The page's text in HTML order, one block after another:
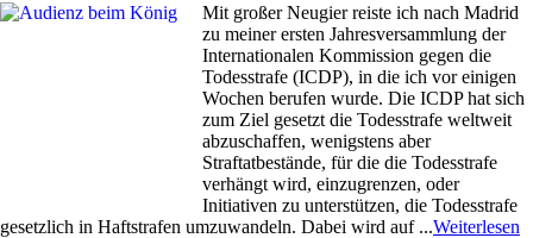
Mit großer Neugier reiste ich nach Madrid
zu meiner ersten Jahresversammlung der
Internationalen Kommission gegen die
Todesstrafe (ICDP), in die ich vor einigen
Wochen berufen wurde. Die ICDP hat sich
zum Ziel gesetzt die Todesstrafe weltweit
abzuschaffen, wenigstens aber
Straftatbestände, für die die Todesstrafe
verhängt wird, einzugrenzen, oder
Initiativen zu unterstützen, die Todesstrafe
gesetzlich in Haftstrafen umzuwandeln. Dabei wird auf ...Weiterlesen